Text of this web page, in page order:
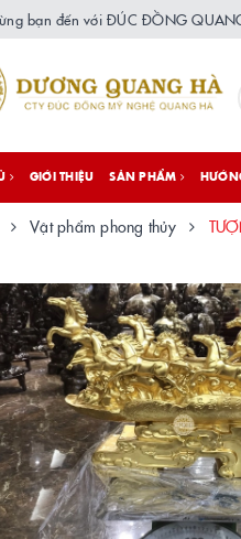
bạn đến với ĐÚC ĐỒNG
GIỚI THIỆU SẢN PHẨM
Vật phẩm phong thủy